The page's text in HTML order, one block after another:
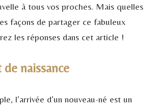
à tous vos proches. Mais quelles
façons de partager ce fabuleux
les réponses dans cet article !
naissance
l’arrivée d’un nouveau-né est un